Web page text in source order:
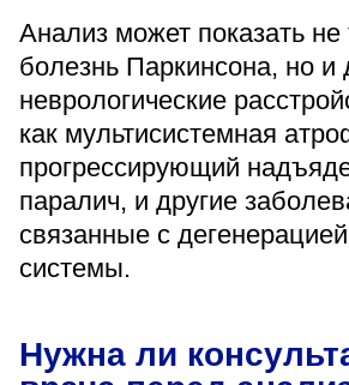
Версия для
Анализ может показать не
болезнь Паркинсона, но и
неврологические
как мультисистемная
прогрессирующий
паралич, и другие
связанные с
системы.
Нужна ли